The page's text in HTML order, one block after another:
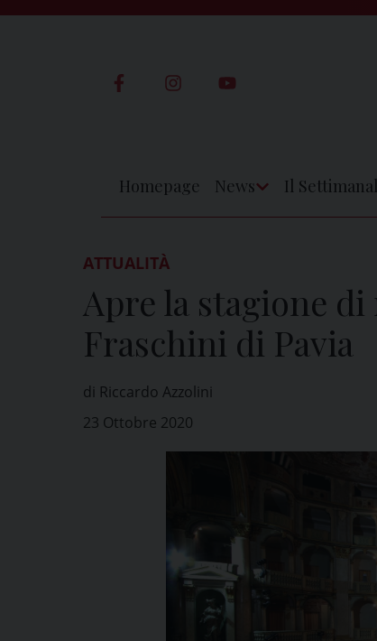
Homepage News Il
ATTUALITÀ
Apre la stagione di
Fraschini di Pavia
di Riccardo Azzolini
23 Ottobre 2020